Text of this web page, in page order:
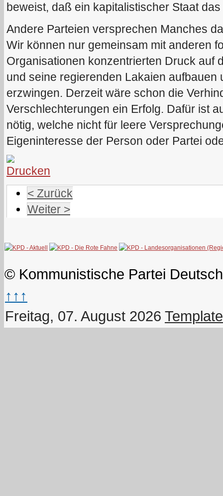
beweist, daß ein kapitalistischer Staat
Andere Parteien versprechen Manches
Wir können nur gemeinsam mit anderen
Organisationen konzentrierten Druck auf
und seine regierenden Lakaien aufbauen
erzwingen. Derzeit wäre schon die
Verschlechterungen ein Erfolg. Dafür ist
nötig, welche nicht für leere
Eigeninteresse der Person oder Partei
< Zurück
Weiter >
© Kommunistische Partei
↑↑↑
Freitag, 07. August 2026